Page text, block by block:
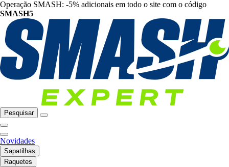
Operação SMASH: -5% adicionais em todo o site com o código
SMASH5
Pesquisar
Novidades
Sapatilhas
Raquetes